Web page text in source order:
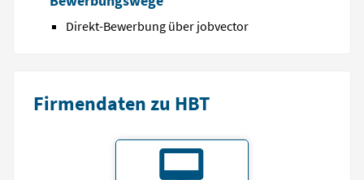
Direkt-Bewerbung über jobvector
Firmendaten zu HBT